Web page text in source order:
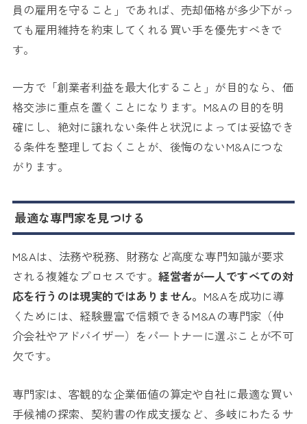
員の雇用を守ること」であれば、売却価格が多少下がっ
ても雇用維持を約束してくれる買い手を優先すべきで
す。
一方で「創業者利益を最大化すること」が目的なら、価
格交渉に重点を置くことになります。M&Aの目的を明
確にし、絶対に譲れない条件と状況によっては妥協でき
る条件を整理しておくことが、後悔のないM&Aにつな
がります。
最適な専門家を見つける
M&Aは、法務や税務、財務など高度な専門知識が要求
される複雑なプロセスです。経営者が一人ですべての対
応を行うのは現実的ではありません。 M&Aを成功に導
くためには、経験豊富で信頼できるM&Aの専門家（仲
介会社やアドバイザー）をパートナーに選ぶことが不可
欠です。
専門家は、客観的な企業価値の算定や自社に最適な買い
手候補の探索、契約書の作成支援など、多岐にわたるサ